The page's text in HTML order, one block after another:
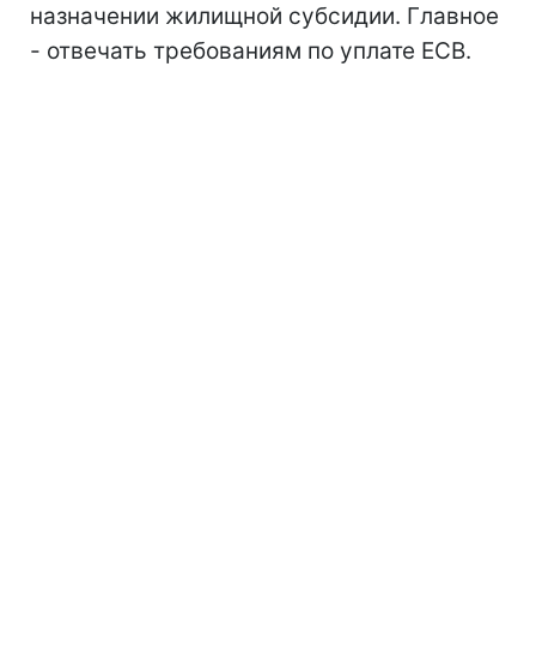
назначении жилищной субсидии. Главное
- отвечать требованиям по уплате ЕСВ.